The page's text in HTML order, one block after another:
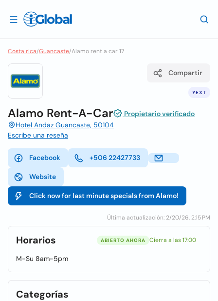
Costa rica/Guancaste/Alamo rent a car 17
YEXT
Compartir
Alamo Rent-A-Car
Propietario verificado
Hotel Andaz Guancaste, 50104
Escribe una reseña
Facebook +506 22427733
Website
Click now for last minute specials from Alamo!
Última actualización: 2/20/26, 2:15 PM
Horarios ABIERTO AHORA Cierra a las 17:00
M-Su 8am-5pm
Categorías